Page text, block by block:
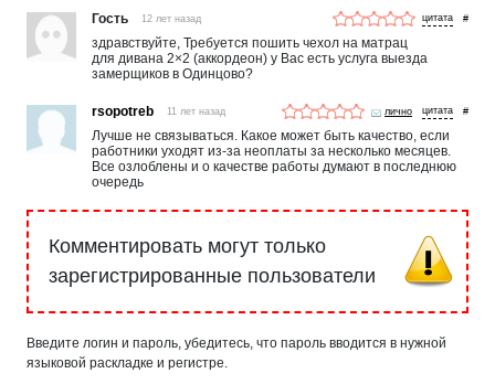
Гость 12 лет назад #
здравствуйте, Требуется пошить чехол на матрац
для дивана 2×2 (аккордеон) у Вас есть услуга выезда
замерщиков в Одинцово?
rsopotreb 11 лет назад лично #
Лучше не связываться. Какое может быть качество, если
работники уходят из-за неоплаты за несколько месяцев.
Все озлоблены и о качестве работы думают в последнюю
очередь
Комментировать могут только
зарегистрированные пользователи
Введите логин и пароль, убедитесь, что пароль вводится в нужной
языковой раскладке и регистре.